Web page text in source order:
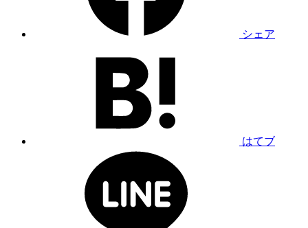
シェア
はてブ